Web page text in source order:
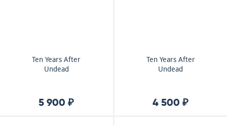
Ten Years After
Undead
5 900 ₽
Ten Years After
Undead
4 500 ₽